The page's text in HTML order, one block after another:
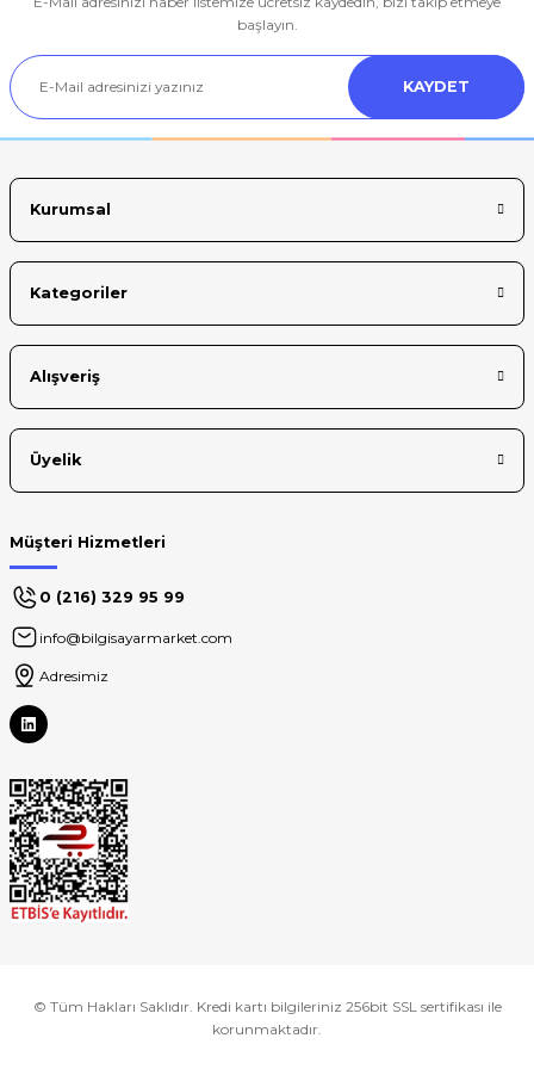
Ürün resmi kalitesiz, bozuk veya görüntülenemiyor.
Ürün açıklamasında eksik bilgiler bulunuyor.
Ürün bilgilerinde hatalar bulunuyor.
başlayın.
KAYDET
Kurumsal
Kategoriler
Alışveriş
Üyelik
Müşteri Hizmetleri
0 (216) 329 95 99
info@bilgisayarmarket.com
Adresimiz
© Tüm Hakları Saklıdır. Kredi kartı bilgileriniz 256bit SSL sertifikası ile
korunmaktadır.